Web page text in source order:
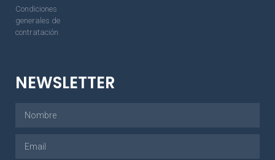
Condiciones
generales de
contratación
NEWSLETTER